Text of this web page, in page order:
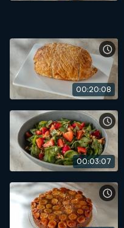
00:20:08
00:03:07